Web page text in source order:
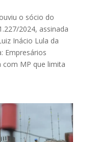
o sócio do
2024, assinada
Inácio Lula da
Empresários
com MP que limita